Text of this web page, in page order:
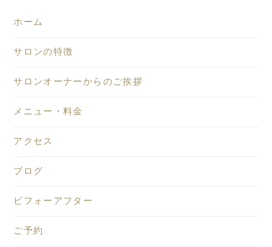
ホーム
サロンの特徴
サロンオーナーからのご挨拶
メニュー・料金
アクセス
ブログ
ビフォーアフター
ご予約